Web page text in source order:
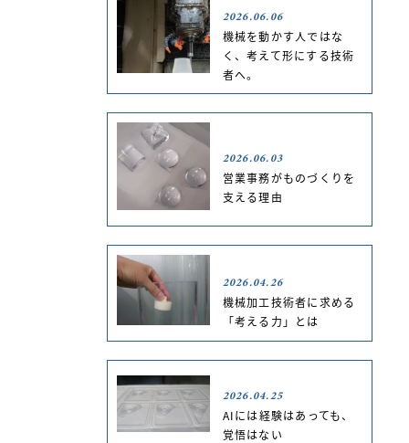
2026.06.06
機械を動かす人ではな
く、考えて形にする技術
者へ。
2026.06.03
営業事務がものづくりを
支える理由
2026.04.26
機械加工技術者に求める
「考える力」とは
2026.04.25
AIには経験はあっても、
覚悟はない